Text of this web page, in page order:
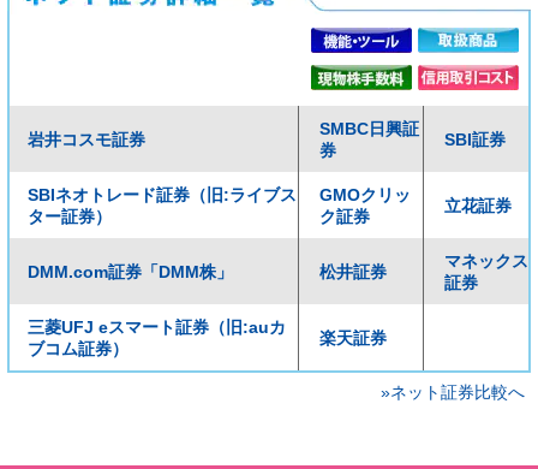
岩井コスモ証券
SMBC日興証
券
SBI証券
SBIネオトレード証券（旧:ライブス
ター証券）
GMOクリッ
ク証券
立花証券
DMM.com証券「DMM株」 松井証券
マネックス
証券
三菱UFJ eスマート証券（旧:auカ
ブコム証券）
楽天証券
»ネット証券比較へ